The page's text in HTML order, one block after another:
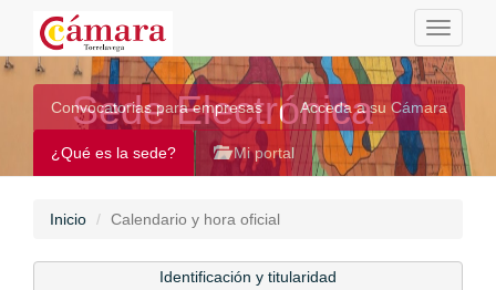
Toggle
Sede Electrónica
Convocatorias para empresas Acceda a su Cámara
¿Qué es la sede? Mi portal
Inicio Calendario y hora oficial
Identificación y titularidad